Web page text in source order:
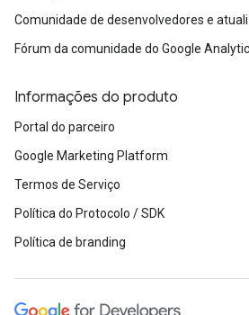
Comunidade de desenvolvedores e
Fórum da comunidade do Google
Informações do produto
Portal do parceiro
Google Marketing Platform
Termos de Serviço
Política do Protocolo / SDK
Política de branding